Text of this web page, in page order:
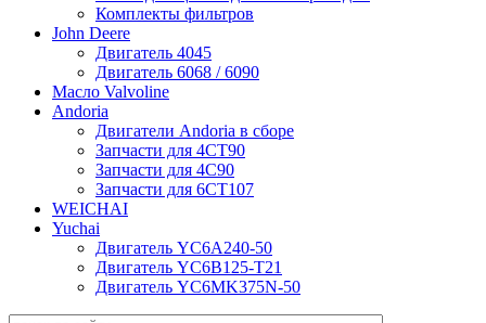
Комплекты фильтров
John Deere
Двигатель 4045
Двигатель 6068 / 6090
Масло Valvoline
Andoria
Двигатели Andoria в сборе
Запчасти для 4CT90
Запчасти для 4С90
Запчасти для 6CT107
WEICHAI
Yuchai
Двигатель YC6A240-50
Двигатель YC6B125-T21
Двигатель YC6MK375N-50